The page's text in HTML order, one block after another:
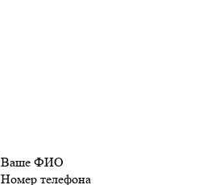
Ваше ФИО
Номер телефона